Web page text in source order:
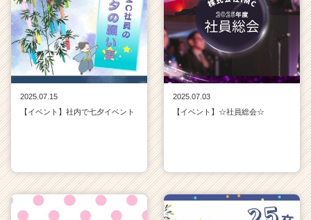
2025.07.15
【イベント】社内で七夕イベント
2025.07.03
【イベント】☆社員総会☆